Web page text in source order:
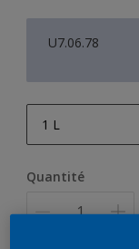
U7.06.78
1 L
Quantité